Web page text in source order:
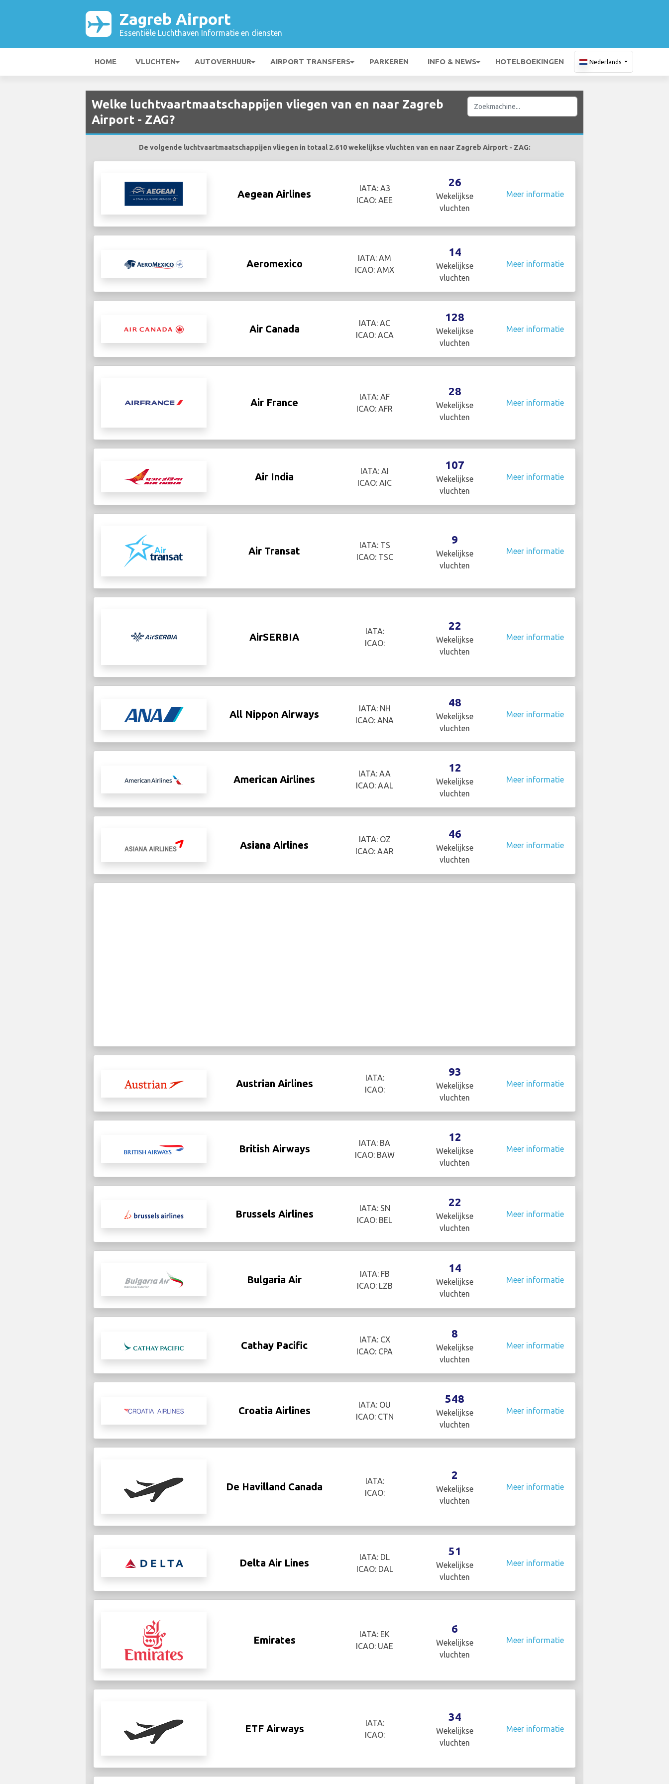
Zagreb Airport
Essentiële Luchthaven Informatie en diensten
HOME VLUCHTEN AUTOVERHUUR AIRPORT TRANSFERS PARKEREN INFO & NEWS HOTELBOEKINGEN Nederlands
Welke luchtvaartmaatschappijen vliegen van en naar Zagreb
Airport - ZAG?
De volgende luchtvaartmaatschappijen vliegen in totaal 2.610 wekelijkse vluchten van en naar Zagreb Airport - ZAG:
Aegean Airlines
IATA: A3
ICAO: AEE
26
Wekelijkse
vluchten
Meer informatie
Aeromexico
IATA: AM
ICAO: AMX
14
Wekelijkse
vluchten
Meer informatie
Air Canada
IATA: AC
ICAO: ACA
128
Wekelijkse
vluchten
Meer informatie
Air France
IATA: AF
ICAO: AFR
28
Wekelijkse
vluchten
Meer informatie
Air India
IATA: AI
ICAO: AIC
107
Wekelijkse
vluchten
Meer informatie
Air Transat
IATA: TS
ICAO: TSC
9
Wekelijkse
vluchten
Meer informatie
AirSERBIA
IATA:
ICAO:
22
Wekelijkse
vluchten
Meer informatie
All Nippon Airways
IATA: NH
ICAO: ANA
48
Wekelijkse
vluchten
Meer informatie
American Airlines
IATA: AA
ICAO: AAL
12
Wekelijkse
vluchten
Meer informatie
Asiana Airlines
IATA: OZ
ICAO: AAR
46
Wekelijkse
vluchten
Meer informatie
Austrian Airlines
IATA:
ICAO:
93
Wekelijkse
vluchten
Meer informatie
British Airways
IATA: BA
ICAO: BAW
12
Wekelijkse
vluchten
Meer informatie
Brussels Airlines
IATA: SN
ICAO: BEL
22
Wekelijkse
vluchten
Meer informatie
Bulgaria Air
IATA: FB
ICAO: LZB
14
Wekelijkse
vluchten
Meer informatie
Cathay Pacific
IATA: CX
ICAO: CPA
8
Wekelijkse
vluchten
Meer informatie
Croatia Airlines
IATA: OU
ICAO: CTN
548
Wekelijkse
vluchten
Meer informatie
De Havilland Canada
IATA:
ICAO:
2
Wekelijkse
vluchten
Meer informatie
Delta Air Lines
IATA: DL
ICAO: DAL
51
Wekelijkse
vluchten
Meer informatie
Emirates
IATA: EK
ICAO: UAE
6
Wekelijkse
vluchten
Meer informatie
ETF Airways
IATA:
ICAO:
34
Wekelijkse
vluchten
Meer informatie